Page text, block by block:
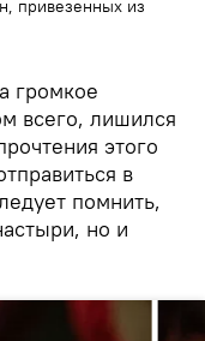
привезенных из
громкое
всего, лишился
этого
в
помнить,
но и